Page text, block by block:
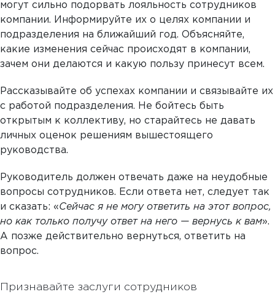
могут сильно подорвать лояльность сотрудников
компании. Информируйте их о целях компании и
подразделения на ближайший год. Объясняйте,
какие изменения сейчас происходят в компании,
зачем они делаются и какую пользу принесут всем.
Рассказывайте об успехах компании и связывайте их
с работой подразделения. Не бойтесь быть
открытым к коллективу, но старайтесь не давать
личных оценок решениям вышестоящего
руководства.
Руководитель должен отвечать даже на неудобные
вопросы сотрудников. Если ответа нет, следует так
и сказать: «Сейчас я не могу ответить на этот вопрос,
но как только получу ответ на него — вернусь к вам».
А позже действительно вернуться, ответить на
вопрос.
Признавайте заслуги сотрудников